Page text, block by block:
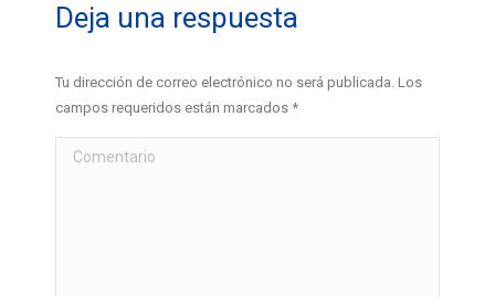
Deja una respuesta
Tu dirección de correo electrónico no será publicada. Los
campos requeridos están marcados *
Comentario